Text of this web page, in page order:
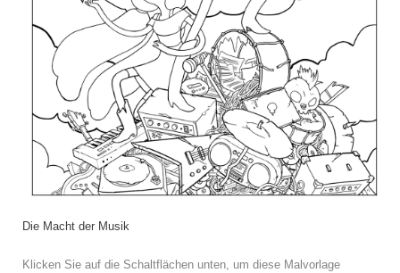
Die Macht der Musik
Klicken Sie auf die Schaltflächen unten, um diese Malvorlage